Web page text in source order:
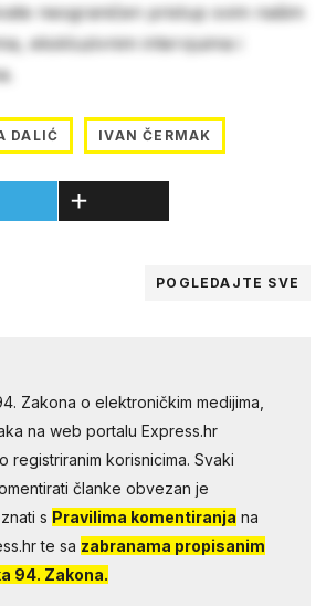
neograničen pristup svim našim
ekskluzivnim intervjuima i
DALIĆ IVAN ČERMAK
POGLEDAJTE SVE
Zakona o elektroničkim medijima,
na web portalu Express.hr
registriranim korisnicima. Svaki
članke obvezan je
s Pravilima komentiranja na
te sa zabranama propisanim
94. Zakona.